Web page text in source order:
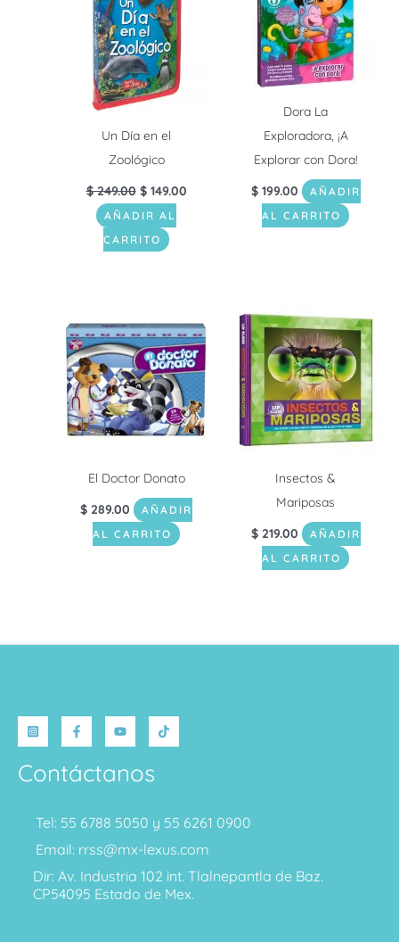
Un Día en el
Zoológico
$249.00
$ 249.00.
$149.00
AÑADIR AL
CARRITO
Dora La
Exploradora, ¡A
Explorar con Dora!
$199.00
AÑADIR
AL CARRITO
El Doctor Donato
$ 289.00
AÑADIR
AL CARRITO
Insectos &
Mariposas
$219.00
AÑADIR
AL CARRITO
Contáctanos
Tel: 55 6788 5050 y 55 6261 0900
Email: rrss@mx-lexus.com
Dir: Av. Industria 102 int. Tlalnepantla de Baz.
CP54095 Estado de Mex.